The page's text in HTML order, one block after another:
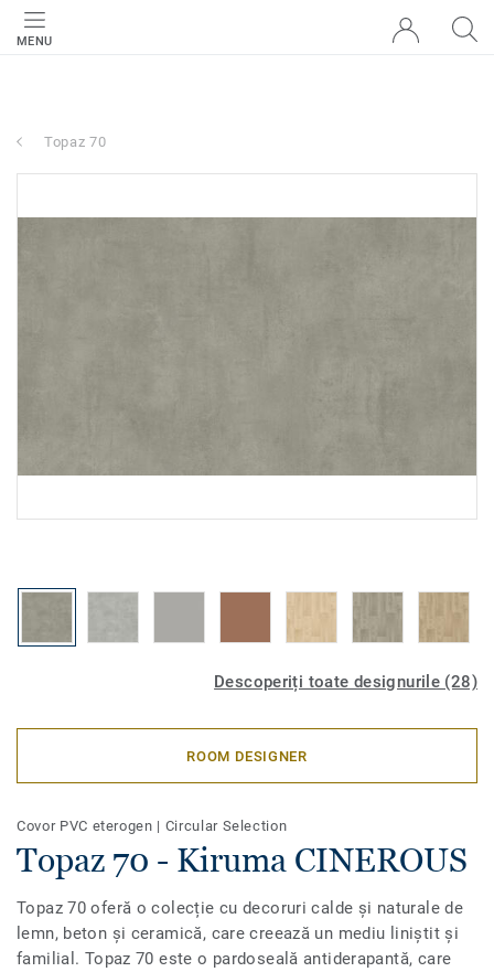
MENU
Topaz 70
Descoperiți toate designurile (28)
ROOM DESIGNER
Covor PVC eterogen | Circular Selection
Topaz 70 - Kiruma CINEROUS
Topaz 70 oferă o colecție cu decoruri calde și naturale de
lemn, beton și ceramică, care creează un mediu liniștit și
familial. Topaz 70 este o pardoseală antiderapantă, care